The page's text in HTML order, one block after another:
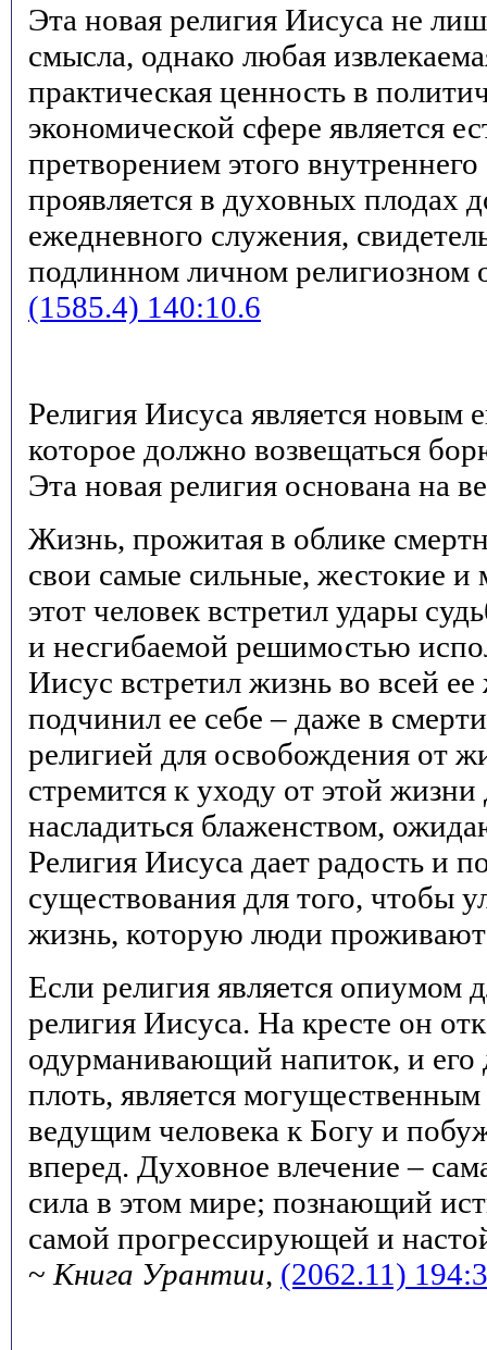
Эта новая религия Иисуса не
смысла, однако любая
практическая ценность в
экономической сфере является
претворением этого
проявляется в духовных плодах
ежедневного служения,
подлинном личном религиозном
(1585.4) 140:10.6
Религия Иисуса является новым
которое должно возвещаться
Эта новая религия основана на
Жизнь, прожитая в облике
свои самые сильные, жестокие
этот человек встретил удары
и несгибаемой решимостью
Иисус встретил жизнь во всей
подчинил ее себе – даже в
религией для освобождения от
стремится к уходу от этой жизни
насладиться блаженством,
Религия Иисуса дает радость и
существования для того, чтобы
жизнь, которую люди проживают
Если религия является опиумом
религия Иисуса. На кресте он
одурманивающий напиток, и его
плоть, является
ведущим человека к Богу и
вперед. Духовное влечение –
сила в этом мире; познающий
самой прогрессирующей и
~ Книга Урантии, (2062.11)